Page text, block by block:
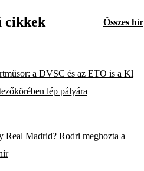
cikkek Összes hír
a DVSC és az ETO is a Kl
lép pályára
Real Madrid? Rodri meghozta a